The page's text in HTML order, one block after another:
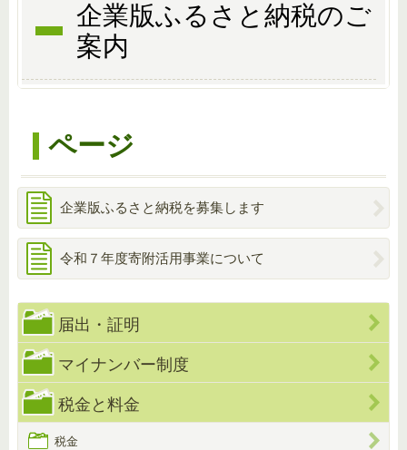
企業版ふるさと納税のご
案内
ページ
企業版ふるさと納税を募集します
令和７年度寄附活用事業について
届出・証明
マイナンバー制度
税金と料金
税金